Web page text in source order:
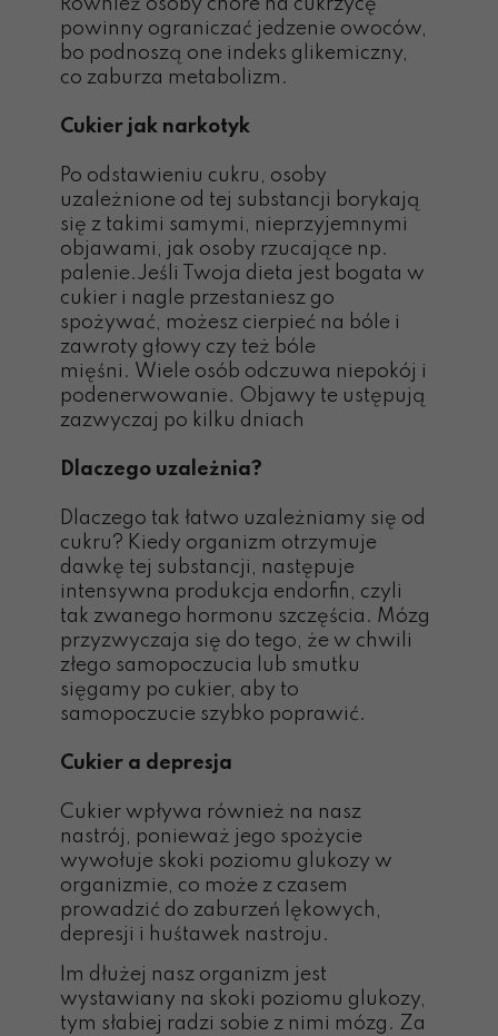
Również osoby chore na cukrzycę
powinny ograniczać jedzenie owoców,
bo podnoszą one indeks glikemiczny,
co zaburza metabolizm.
Cukier jak narkotyk
Po odstawieniu cukru, osoby
uzależnione od tej substancji borykają
się z takimi samymi, nieprzyjemnymi
objawami, jak osoby rzucające np.
palenie.Jeśli Twoja dieta jest bogata w
cukier i nagle przestaniesz go
spożywać, możesz cierpieć na bóle i
zawroty głowy czy też bóle
mięśni. Wiele osób odczuwa niepokój i
podenerwowanie. Objawy te ustępują
zazwyczaj po kilku dniach
Dlaczego uzależnia?
Dlaczego tak łatwo uzależniamy się od
cukru? Kiedy organizm otrzymuje
dawkę tej substancji, następuje
intensywna produkcja endorfin, czyli
tak zwanego hormonu szczęścia. Mózg
przyzwyczaja się do tego, że w chwili
złego samopoczucia lub smutku
sięgamy po cukier, aby to
samopoczucie szybko poprawić.
Cukier a depresja
Cukier wpływa również na nasz
nastrój, ponieważ jego spożycie
wywołuje skoki poziomu glukozy w
organizmie, co może z czasem
prowadzić do zaburzeń lękowych,
depresji i huśtawek nastroju.
Im dłużej nasz organizm jest
wystawiany na skoki poziomu glukozy,
tym słabiej radzi sobie z nimi mózg. Za